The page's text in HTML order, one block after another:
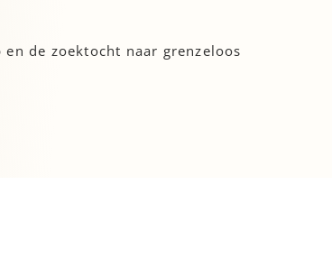
de zoektocht naar grenzeloos